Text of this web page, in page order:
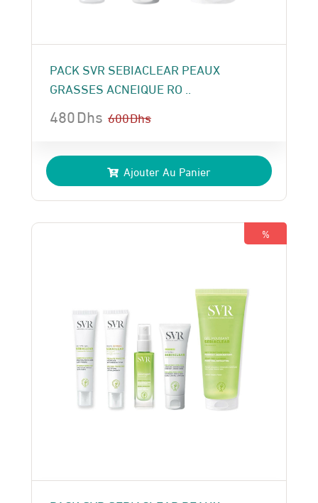
PACK SVR SEBIACLEAR PEAUX
GRASSES ACNEIQUE RO ..
600Dhs
prix
initial
était :
600 Dhs.
480Dhs
prix
actuel
est :
480 Dhs.
Ajouter Au Panier
%